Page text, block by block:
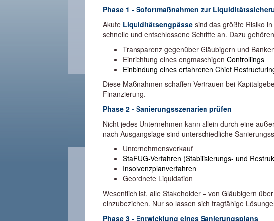
Phase 1 - Sofortmaßnahmen zur
Akute Liquiditätsengpässe sind das größte Risiko
schnelle und entschlossene Schritte an. Dazu
Transparenz gegenüber Gläubigern und Banken
Einrichtung eines engmaschigen Controllings
Einbindung eines erfahrenen Chief
Diese Maßnahmen schaffen Vertrauen bei
Finanzierung.
Phase 2 - Sanierungsszenarien prüfen
Nicht jedes Unternehmen kann allein durch eine
nach Ausgangslage sind unterschiedliche
Unternehmensverkauf
StaRUG-Verfahren (Stabilisierungs- und
Insolvenzplanverfahren
Geordnete Liquidation
Wesentlich ist, alle Stakeholder – von Gläubigern
einzubeziehen. Nur so lassen sich tragfähige
Phase 3 - Entwicklung eines Sanierungsplans